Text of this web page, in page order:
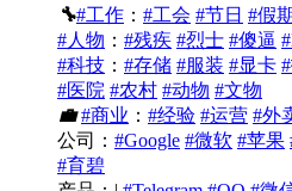
🔧#工作 ： #工会 #节日 #假期
#人物 ： #残疾 #烈士 #傻逼
#科技 ： #存储 #服装 #显卡
#医院 #农村 #动物 #文物
💼 #商业 ： #经验 #运营 #外
公司： #Google #微软 #苹果
#育碧